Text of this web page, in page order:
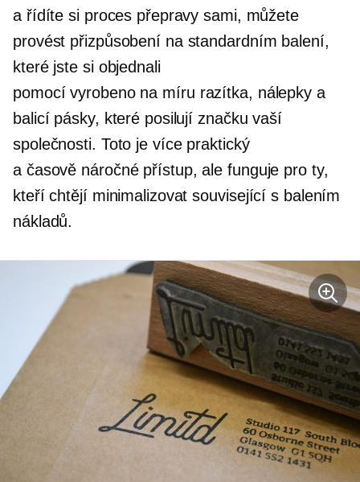
a řídíte si proces přepravy sami, můžete
provést přizpůsobení na standardním balení,
které jste si objednali
pomocívyrobeno na míru razítka, nálepky a
balicí pásky, které posilují značku vaší
společnosti. Toto je více praktický
a časově náročnépřístup, ale funguje pro ty,
kteří chtějí minimalizovatsouvisející s balením
nákladů.